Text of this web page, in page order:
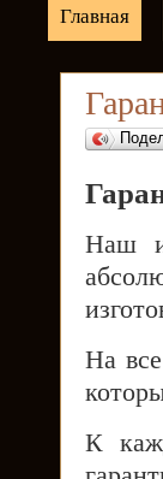
Главная
Наш
На
К